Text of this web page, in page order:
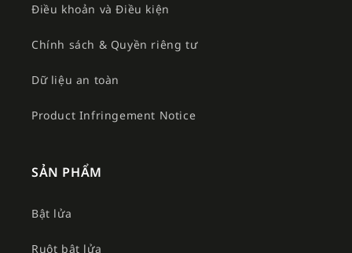
Điều khoản và Điều kiện
Chính sách & Quyền riêng tư
Dữ liệu an toàn
Product Infringement Notice
SẢN PHẨM
Bật lửa
Ruột bật lửa